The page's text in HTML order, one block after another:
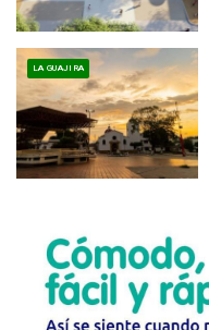
LA GUAJIRA